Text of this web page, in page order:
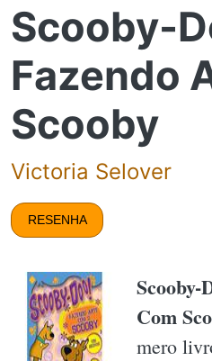
Scooby-
Fazendo
Scooby
Victoria Selover
RESENHA
Scooby-
Com
mero